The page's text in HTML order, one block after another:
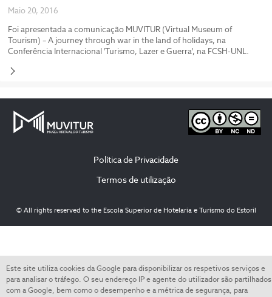
Maio 20, 2016
Foi apresentada a comunicação MUVITUR (Virtual Museum of
Tourism) – A journey through war in the land of holidays, na
Conferência Internacional 'Turismo, Lazer e Guerra', na FCSH-UNL.
Política de Privacidade
Termos de utilização
© All rights reserved to the Escola Superior de Hotelaria e Turismo do Estoril
Este site utiliza cookies da Google para disponibilizar os respetivos serviços e
para analisar o tráfego. O seu endereço IP e agente do utilizador são partilhados
com a Google, bem como o desempenho e a métrica de segurança, para